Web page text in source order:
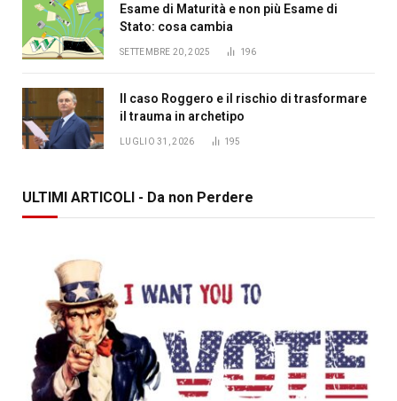
Esame di Maturità e non più Esame di
Stato: cosa cambia
SETTEMBRE 20, 2025 196
Il caso Roggero e il rischio di trasformare
il trauma in archetipo
LUGLIO 31, 2026 195
ULTIMI ARTICOLI - Da non Perdere